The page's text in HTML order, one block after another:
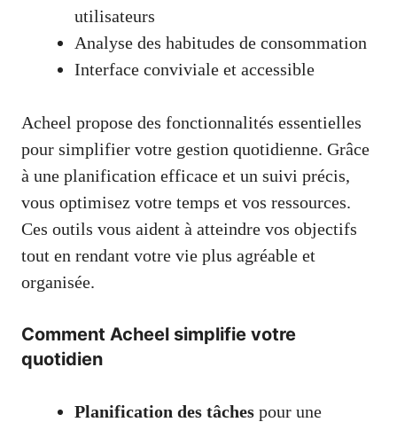
utilisateurs
Analyse des habitudes de consommation
Interface conviviale et accessible
Acheel propose des fonctionnalités essentielles
pour simplifier votre gestion quotidienne. Grâce
à une planification efficace et un suivi précis,
vous optimisez votre temps et vos ressources.
Ces outils vous aident à atteindre vos objectifs
tout en rendant votre vie plus agréable et
organisée.
Comment Acheel simplifie votre
quotidien
Planification des tâches pour une